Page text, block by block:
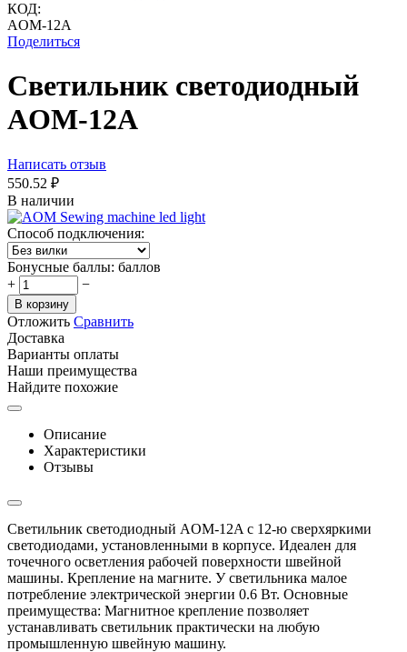
КОД:
AOM-12A
Поделиться
Светильник светодиодный
AOM-12A
Написать отзыв
550.52 ₽
В наличии
Способ подключения:
Бонусные баллы: баллов
+
−
В корзину
Отложить Сравнить
Доставка
Варианты оплаты
Наши преимущества
Найдите похожие
Описание
Характеристики
Отзывы
Светильник светодиодный AOM-12A с 12-ю сверхяркими
светодиодами, установленными в корпусе. Идеален для
точечного осветления рабочей поверхности швейной
машины. Крепление на магните. У светильника малое
потребление электрической энергии 0.6 Вт. Основные
преимущества: Магнитное крепление позволяет
устанавливать светильник практически на любую
промышленную швейную машину.